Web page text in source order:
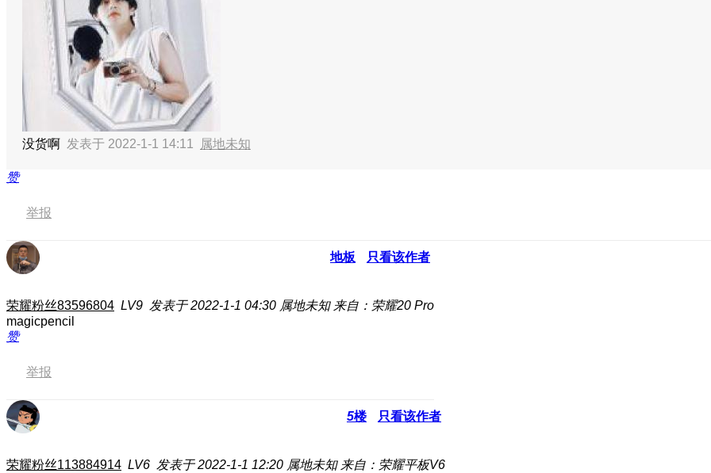
没货啊 发表于 2022-1-1 14:11 属地未知
赞
举报
地板 只看该作者
荣耀粉丝83596804 LV9 发表于 2022-1-1 04:30 属地未知 来自：荣耀20 Pro
magicpencil
赞
举报
5楼 只看该作者
荣耀粉丝113884914 LV6 发表于 2022-1-1 12:20 属地未知 来自：荣耀平板V6